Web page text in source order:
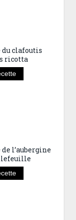
du clafoutis
ricotta
l’aubergine